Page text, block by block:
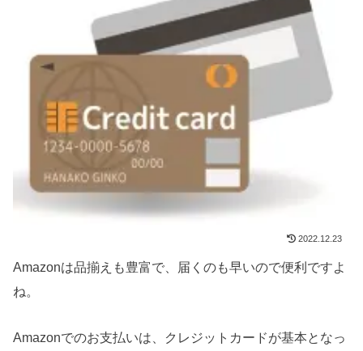
2022.12.23
Amazonは品揃えも豊富で、届くのも早いので便利ですよ
ね。
Amazonでのお支払いは、クレジットカードが基本となっ